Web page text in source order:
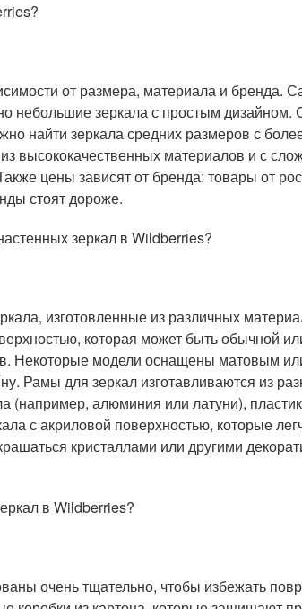
от размера, материала и бренда.
небольшие зеркала с простым дизайном.
найти зеркала средних размеров с
высококачественных материалов и с
цены зависят от бренда: товары от
стоят дороже.
зеркал в Wildberries?
изготовленные из различных
которая может быть обычной
Некоторые модели оснащены матовым
Рамы для зеркал изготавливаются из
(например, алюминия или латуни),
с акриловой поверхностью, которые
кристаллами или другими
в Wildberries?
очень тщательно, чтобы избежать